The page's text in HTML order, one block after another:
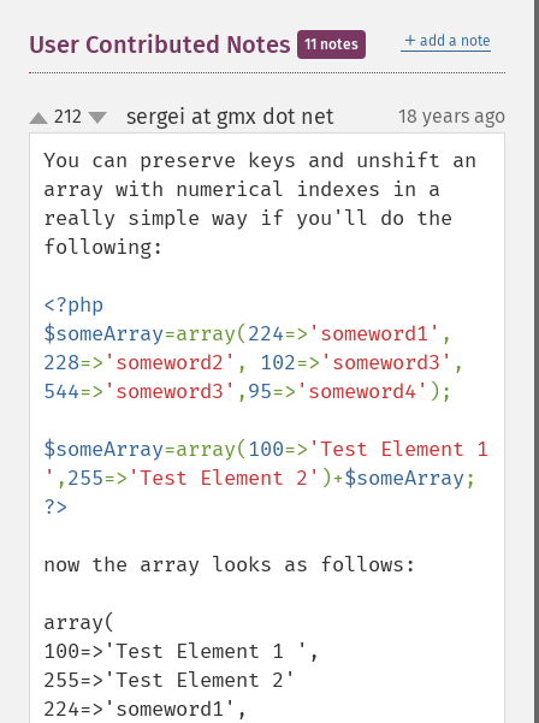
＋ add a note
User Contributed Notes 11 notes
up
down
212 sergei at gmx dot net¶ 18 years ago
You can preserve keys and unshift an
array with numerical indexes in a
really simple way if you'll do the
following:
<?php
$someArray=array(224=> 'someword1'
228=> 'someword2' , 102=> 'someword3'
544=> 'someword3' ,95=> 'someword4' );
$someArray=array(100=> 'Test Element 1
' ,255=> 'Test Element 2' )+$someArray
now the array looks as follows:
array(
100=>'Test Element 1 ',
255=>'Test Element 2'
224=>'someword1',